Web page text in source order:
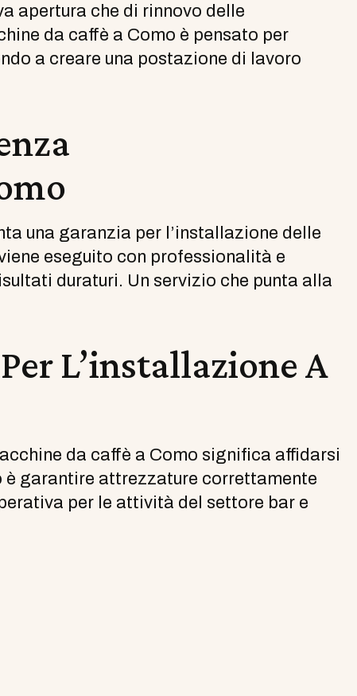
apertura che di rinnovo delle
da caffè a Como è pensato per
a creare una postazione di lavoro
una garanzia per l’installazione delle
eseguito con professionalità e
duraturi. Un servizio che punta alla
L’installazione A
da caffè a Como significa affidarsi
è garantire attrezzature correttamente
per le attività del settore bar e